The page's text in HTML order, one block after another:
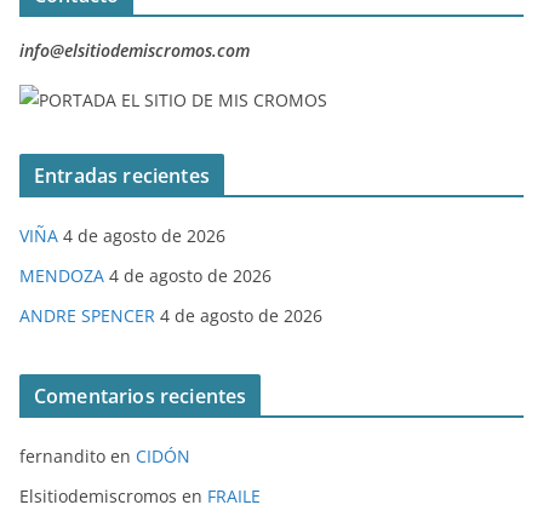
info@elsitiodemiscromos.com
Entradas recientes
VIÑA 4 de agosto de 2026
MENDOZA 4 de agosto de 2026
ANDRE SPENCER 4 de agosto de 2026
Comentarios recientes
fernandito en CIDÓN
Elsitiodemiscromos en FRAILE